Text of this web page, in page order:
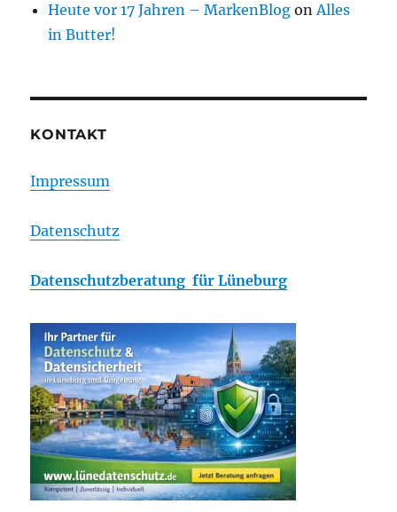
Heute vor 17 Jahren – MarkenBlog onAlles
in Butter!
KONTAKT
Impressum
Datenschutz
Datenschutzberatung für Lüneburg